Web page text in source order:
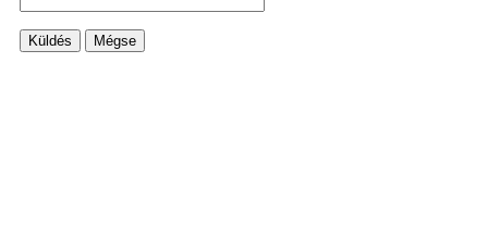
Küldés Mégse